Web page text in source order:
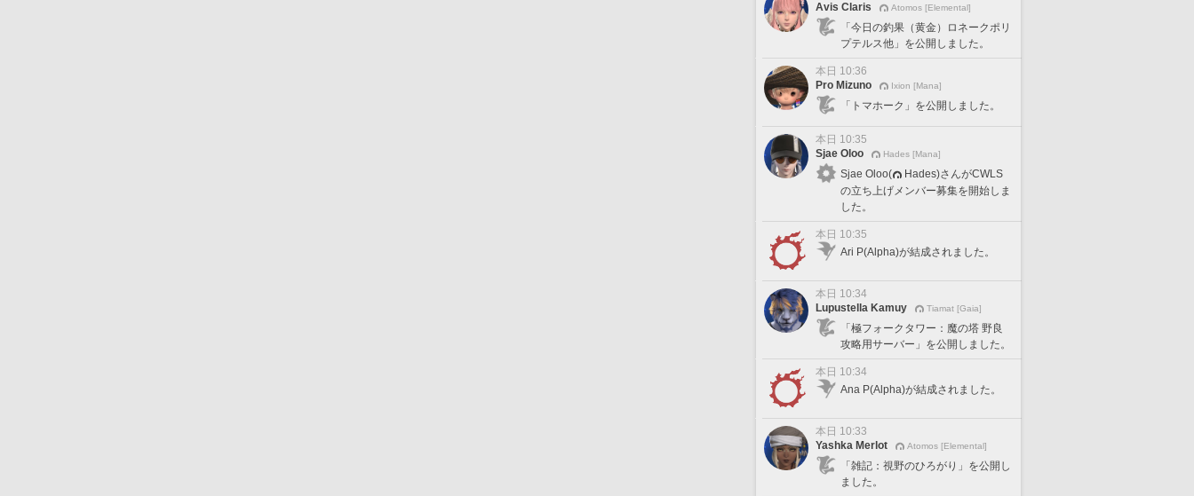
Avis Claris
Atomos [Elemental]
「今日の釣果（黄金）ロネークポリ
プテルス他」を公開しました。
本日 10:36
Pro Mizuno
Ixion [Mana]
「トマホーク」を公開しました。
本日 10:35
Sjae Oloo
Hades [Mana]
Sjae Oloo(
Hades)さんがCWLS
の立ち上げメンバー募集を開始しま
した。
本日 10:35
Ari P(Alpha)が結成されました。
本日 10:34
Lupustella Kamuy
Tiamat [Gaia]
「極フォークタワー：魔の塔 野良
攻略用サーバー」を公開しました。
本日 10:34
Ana P(Alpha)が結成されました。
本日 10:33
Yashka Merlot
Atomos [Elemental]
「雑記：視野のひろがり」を公開し
ました。